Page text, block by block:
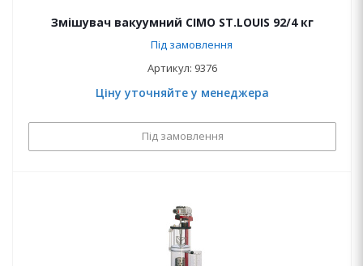
Змішувач вакуумний CIMO ST.LOUIS 92/4 кг
Під замовлення
Артикул: 9376
Ціну уточняйте у менеджера
Під замовлення